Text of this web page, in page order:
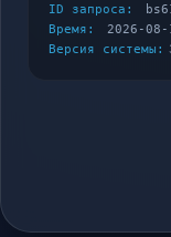
ID запроса:
Время:
2026-
Версия системы: